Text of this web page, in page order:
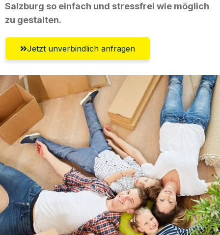
Salzburg so einfach und stressfrei wie möglich
zu gestalten.
Jetzt unverbindlich anfragen